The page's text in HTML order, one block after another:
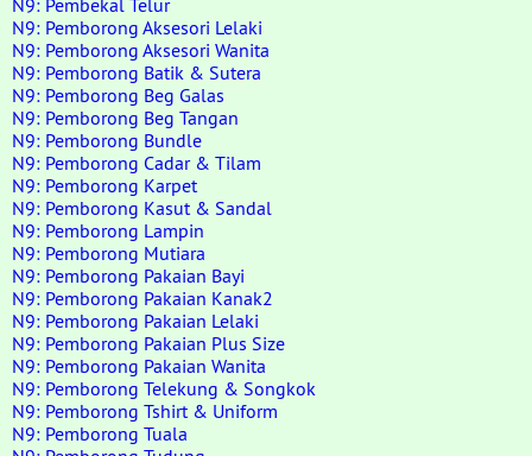
N9: Pembekal Telur
N9: Pemborong Aksesori Lelaki
N9: Pemborong Aksesori Wanita
N9: Pemborong Batik & Sutera
N9: Pemborong Beg Galas
N9: Pemborong Beg Tangan
N9: Pemborong Bundle
N9: Pemborong Cadar & Tilam
N9: Pemborong Karpet
N9: Pemborong Kasut & Sandal
N9: Pemborong Lampin
N9: Pemborong Mutiara
N9: Pemborong Pakaian Bayi
N9: Pemborong Pakaian Kanak2
N9: Pemborong Pakaian Lelaki
N9: Pemborong Pakaian Plus Size
N9: Pemborong Pakaian Wanita
N9: Pemborong Telekung & Songkok
N9: Pemborong Tshirt & Uniform
N9: Pemborong Tuala